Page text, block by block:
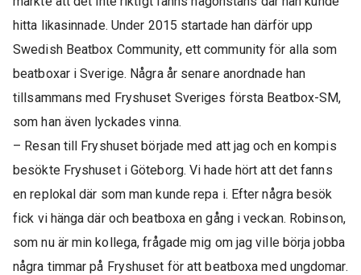
hitta likasinnade. Under 2015 startade han därför upp
Swedish Beatbox Community, ett community för alla som
beatboxar i Sverige. Några år senare anordnade han
tillsammans med Fryshuset Sveriges första Beatbox-SM,
som han även lyckades vinna.
– Resan till Fryshuset började med att jag och en kompis
besökte Fryshuset i Göteborg. Vi hade hört att det fanns
en replokal där som man kunde repa i. Efter några besök
fick vi hänga där och beatboxa en gång i veckan. Robinson,
som nu är min kollega, frågade mig om jag ville börja jobba
några timmar på Fryshuset för att beatboxa med ungdomar.